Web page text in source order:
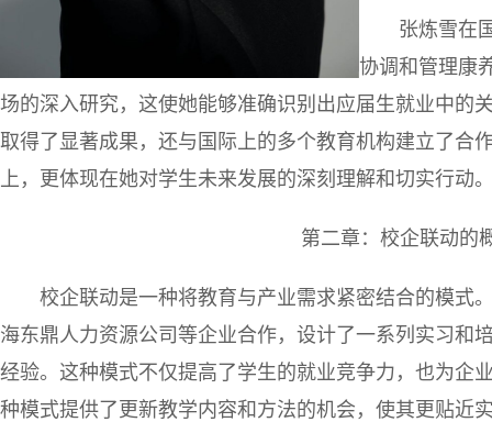
张炼雪在
协调和管理康
场的深入研究，这使她能够准确识别出应届生就业中的
取得了显著成果，还与国际上的多个教育机构建立了合
上，更体现在她对学生未来发展的深刻理解和切实行动
第二章：校企联动的
校企联动是一种将教育与产业需求紧密结合的模式
海东鼎人力资源公司等企业合作，设计了一系列实习和
经验。这种模式不仅提高了学生的就业竞争力，也为企
种模式提供了更新教学内容和方法的机会，使其更贴近